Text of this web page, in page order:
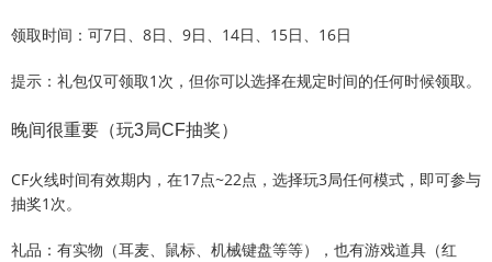
领取时间：可7日、8日、9日、14日、15日、16日
提示：礼包仅可领取1次，但你可以选择在规定时间的任何时候领取。
晚间很重要（玩3局CF抽奖）
CF火线时间有效期内，在17点~22点，选择玩3局任何模式，即可参与
抽奖1次。
礼品：有实物（耳麦、鼠标、机械键盘等等），也有游戏道具（红